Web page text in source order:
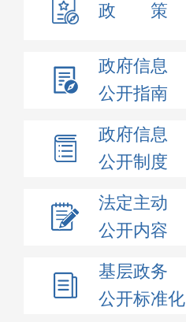
政 策
政府信息
公开指南
政府信息
公开制度
法定主动
公开内容
基层政务
公开标准化